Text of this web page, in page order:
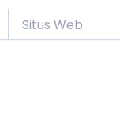
Web